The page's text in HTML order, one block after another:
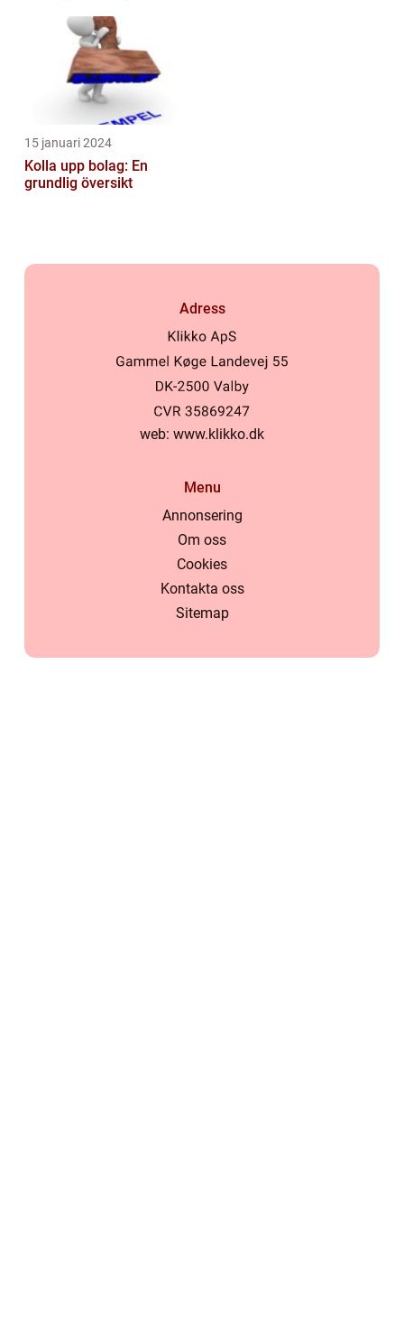
15 januari 2024
Kolla upp bolag: En
grundlig översikt
Adress
web: www.klikko.dk
Menu
Annonsering
Om oss
Cookies
Kontakta oss
Sitemap